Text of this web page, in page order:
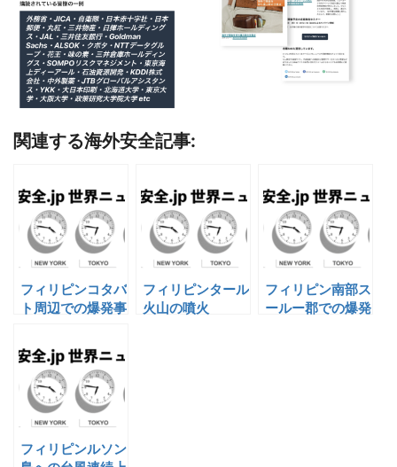
関連する海外安全記事:
フィリピンコタバ
ト周辺での爆発事
フィリピンタール
火山の噴火
フィリピン南部ス
ールー郡での爆発
フィリピンルソン